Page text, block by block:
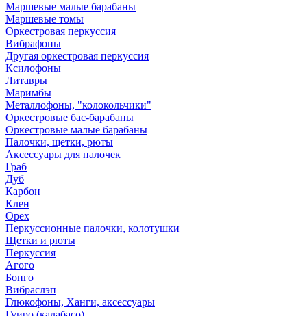
Маршевые малые барабаны
Маршевые томы
Оркестровая перкуссия
Вибрафоны
Другая оркестровая перкуссия
Ксилофоны
Литавры
Маримбы
Металлофоны, "колокольчики"
Оркестровые бас-барабаны
Оркестровые малые барабаны
Палочки, щетки, рюты
Аксессуары для палочек
Граб
Дуб
Карбон
Клен
Орех
Перкуссионные палочки, колотушки
Щетки и рюты
Перкуссия
Агого
Бонго
Вибраслэп
Глюкофоны, Ханги, аксессуары